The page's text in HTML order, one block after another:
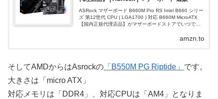
ASRock マザーボード B660M Pro RS Intel B660 シリー
ズ 第12世代 CPU ( LGA1700 ) 対応 B660M MicroATX
【国内正規代理店品】がマザーボードストアでいつでも
amzn.to
そしてAMDからはAsrockの 「B550M PG Riptide」 です。
大きさは「micro ATX」
対応メモリは「DDR4」、対応CPUは「AM4」となりま